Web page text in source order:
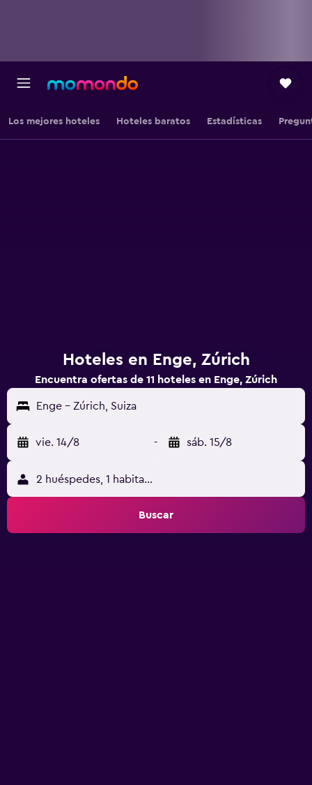
Los mejores hoteles Hoteles baratos Estadísticas
Hoteles en Enge, Zúrich
Encuentra ofertas de 11 hoteles en Enge, Zúrich
Enge - Zúrich, Suiza
vie. 14/8 - sáb. 15/8
2 huéspedes, 1 habitación
Buscar